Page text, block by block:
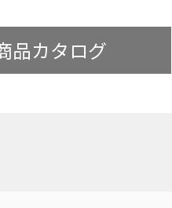
品カタログ